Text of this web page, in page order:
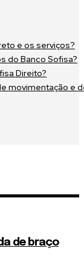
e os serviços?
do Banco Sofisa?
Direito?
movimentação e
de braço